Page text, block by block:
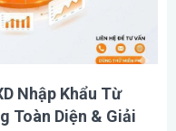
Nhập Khẩu Từ
Toàn Diện & Giải